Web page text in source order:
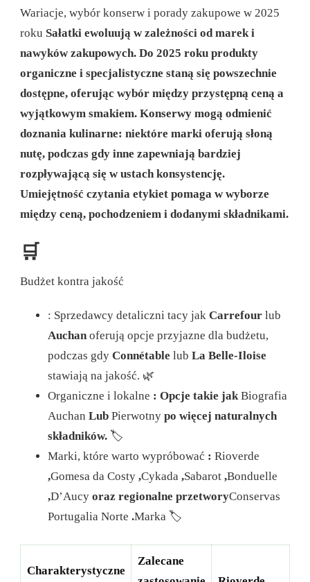
Wariacje, wybór konserw i porady zakupowe w 2025
roku Sałatki ewoluują w zależności od marek i
nawyków zakupowych. Do 2025 roku produkty
organiczne i specjalistyczne staną się powszechnie
dostępne, oferując wybór między przystępną ceną a
wyjątkowym smakiem. Konserwy mogą odmienić
doznania kulinarne: niektóre marki oferują słoną
nutę, podczas gdy inne zapewniają bardziej
rozpływającą się w ustach konsystencję.
Umiejętność czytania etykiet pomaga w wyborze
między ceną, pochodzeniem i dodanymi składnikami.
🛒
Budżet kontra jakość
: Sprzedawcy detaliczni tacy jak Carrefour lub
Auchanoferują opcje przyjazne dla budżetu,
podczas gdy Connétable lub La Belle-Iloise
stawiają na jakość. 🌿
Organiczne i lokalne : Opcje takie jakBiografia
Auchan Lub Pierwotny po więcej naturalnych
składników. 🏷️
Marki, które warto wypróbować : Rioverde
,Gomesa da Costy ,Cykada ,Sabarot ,Bonduelle
,D’Aucy oraz regionalne przetworyConservas
Portugalia Norte .Marka 🏷️
Charakterystyczne
Zalecane